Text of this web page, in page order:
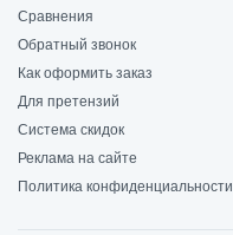
Сравнения
Обратный звонок
Как оформить заказ
Для претензий
Система скидок
Реклама на сайте
Политика конфиденциальности